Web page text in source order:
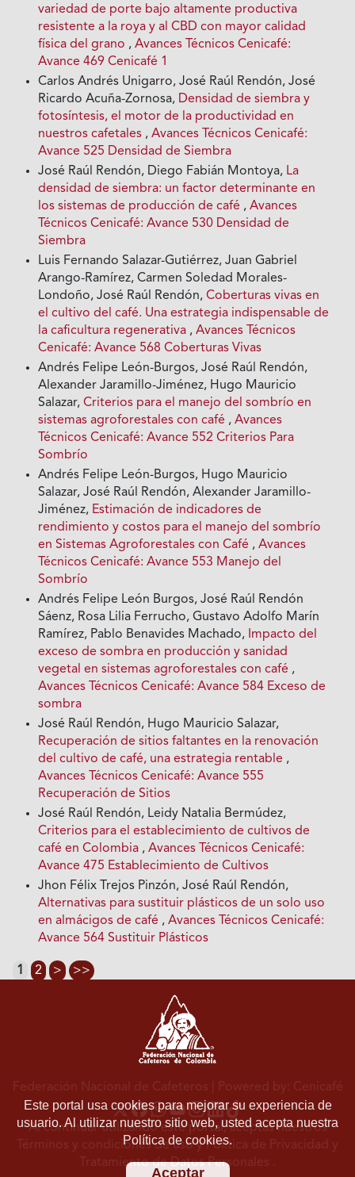
variedad de porte bajo altamente productiva
resistente a la roya y al CBD con mayor calidad
física del grano ,Avances Técnicos Cenicafé:
Avance 469 Cenicafé 1
Carlos Andrés Unigarro, José Raúl Rendón, José
Ricardo Acuña-Zornosa, Densidad de siembra y
fotosíntesis, el motor de la productividad en
nuestros cafetales ,Avances Técnicos Cenicafé:
Avance 525 Densidad de Siembra
José Raúl Rendón, Diego Fabián Montoya, La
densidad de siembra: un factor determinante en
los sistemas de producción de café ,Avances
Técnicos Cenicafé: Avance 530 Densidad de
Siembra
Luis Fernando Salazar-Gutiérrez, Juan Gabriel
Arango-Ramírez, Carmen Soledad Morales-
Londoño, José Raúl Rendón,Coberturas vivas en
el cultivo del café. Una estrategia indispensable de
la caficultura regenerativa ,Avances Técnicos
Cenicafé: Avance 568 Coberturas Vivas
Andrés Felipe León-Burgos, José Raúl Rendón,
Alexander Jaramillo-Jiménez, Hugo Mauricio
Salazar,Criterios para el manejo del sombrío en
sistemas agroforestales con café ,Avances
Técnicos Cenicafé: Avance 552 Criterios Para
Sombrío
Andrés Felipe León-Burgos, Hugo Mauricio
Salazar, José Raúl Rendón, Alexander Jaramillo-
Jiménez, Estimación de indicadores de
rendimiento y costos para el manejo del sombrío
en Sistemas Agroforestales con Café ,Avances
Técnicos Cenicafé: Avance 553 Manejo del
Sombrío
Andrés Felipe León Burgos, José Raúl Rendón
Sáenz, Rosa Lilia Ferrucho, Gustavo Adolfo Marín
Ramírez, Pablo Benavides Machado, Impacto del
exceso de sombra en producción y sanidad
vegetal en sistemas agroforestales con café ,
Avances Técnicos Cenicafé: Avance 584 Exceso de
sombra
José Raúl Rendón, Hugo Mauricio Salazar,
Recuperación de sitios faltantes en la renovación
del cultivo de café, una estrategia rentable ,
Avances Técnicos Cenicafé: Avance 555
Recuperación de Sitios
José Raúl Rendón, Leidy Natalia Bermúdez,
Criterios para el establecimiento de cultivos de
café en Colombia ,Avances Técnicos Cenicafé:
Avance 475 Establecimiento de Cultivos
Jhon Félix Trejos Pinzón, José Raúl Rendón,
Alternativas para sustituir plásticos de un solo uso
en almácigos de café ,Avances Técnicos Cenicafé:
Avance 564 Sustituir Plásticos
1 2 > >>
Este portal usa cookies para mejorar su experiencia de
usuario. Al utilizar nuestro sitio web, usted acepta nuestra
Política de cookies.
Aceptar
Federación Nacional de Cafeteros | Powered by: Cenicafé
Al continuar utilizando este portal, aceptas nuestros
Términos y condiciones de usoyPolítica de Privacidad y
Tratamiento de Datos Personales